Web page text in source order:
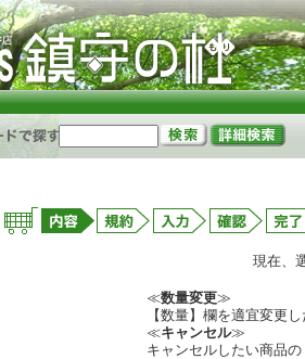
現在、
≪数量変更≫
【数量】欄を適宜変更
≪キャンセル≫
キャンセルしたい商品